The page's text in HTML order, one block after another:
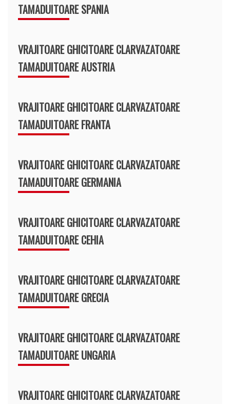
TAMADUITOARE SPANIA
VRAJITOARE GHICITOARE CLARVAZATOARE
TAMADUITOARE AUSTRIA
VRAJITOARE GHICITOARE CLARVAZATOARE
TAMADUITOARE FRANTA
VRAJITOARE GHICITOARE CLARVAZATOARE
TAMADUITOARE GERMANIA
VRAJITOARE GHICITOARE CLARVAZATOARE
TAMADUITOARE CEHIA
VRAJITOARE GHICITOARE CLARVAZATOARE
TAMADUITOARE GRECIA
VRAJITOARE GHICITOARE CLARVAZATOARE
TAMADUITOARE UNGARIA
VRAJITOARE GHICITOARE CLARVAZATOARE